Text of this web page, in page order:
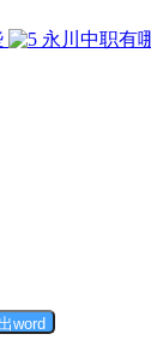
永川中职有